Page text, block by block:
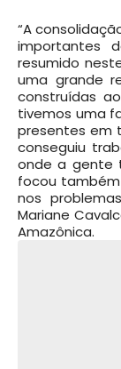
“A
importantes
resumido
uma grande
construídas
tivemos uma
presentes em
conseguiu
onde a gente
focou
nos
Mariane
Amazônica.